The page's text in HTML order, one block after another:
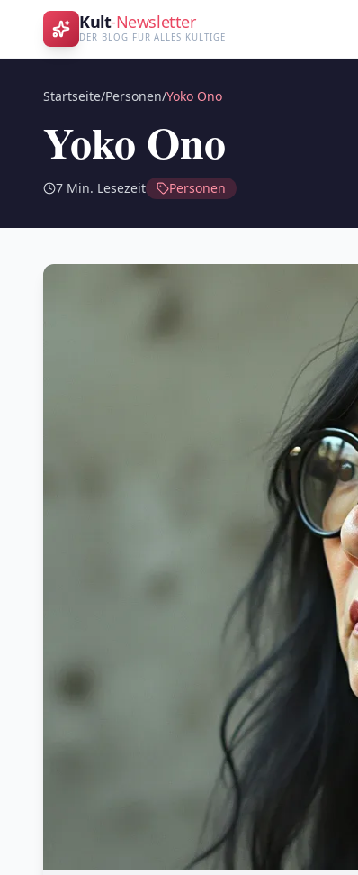
Kult-Newsletter
DER BLOG FÜR ALLES KULTIGE
Startseite/Personen/Yoko Ono
Yoko Ono
7 Min. Lesezeit Personen